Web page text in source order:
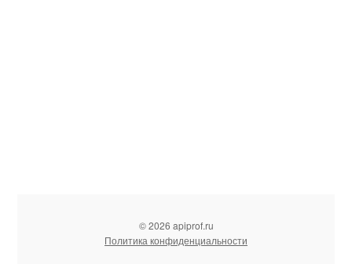
© 2026 apiprof.ru
Политика конфиденциальности